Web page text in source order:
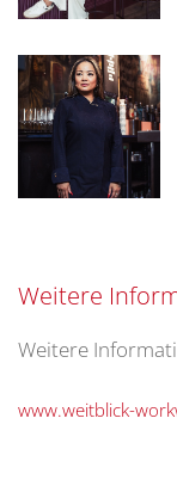
Weitere
Weitere
www.weitblick-